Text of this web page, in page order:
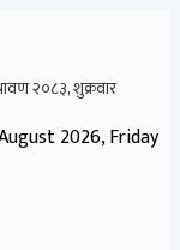
2026, Friday